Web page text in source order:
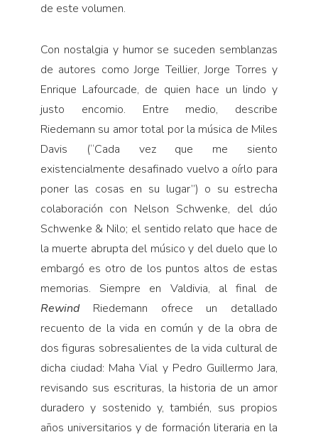
de este volumen.
Con nostalgia y humor se suceden semblanzas
de autores como Jorge Teillier, Jorge Torres y
Enrique Lafourcade, de quien hace un lindo y
justo encomio. Entre medio, describe
Riedemann su amor total por la música de Miles
Davis (“Cada vez que me siento
existencialmente desafinado vuelvo a oírlo para
poner las cosas en su lugar”) o su estrecha
colaboración con Nelson Schwenke, del dúo
Schwenke & Nilo; el sentido relato que hace de
la muerte abrupta del músico y del duelo que lo
embargó es otro de los puntos altos de estas
memorias. Siempre en Valdivia, al final de
RewindRiedemann ofrece un detallado
recuento de la vida en común y de la obra de
dos figuras sobresalientes de la vida cultural de
dicha ciudad: Maha Vial y Pedro Guillermo Jara,
revisando sus escrituras, la historia de un amor
duradero y sostenido y, también, sus propios
años universitarios y de formación literaria en la